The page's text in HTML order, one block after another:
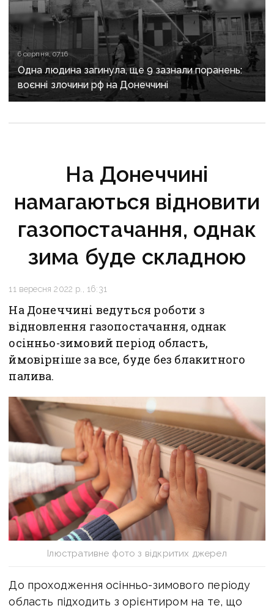
6 серпня, 07:16
Одна людина загинула, ще 9 зазнали поранень:
воєнні злочини рф на Донеччині
На Донеччині
намагаються відновити
газопостачання, однак
зима буде складною
11 вересня 2022 р., 16:31
На Донеччині ведуться роботи з
відновлення газопостачання, однак
осінньо-зимовий період область,
ймовірніше за все, буде без блакитного
палива.
Ілюстративне фото з відкритих джерел
До проходження осінньо-зимового періоду
область підходить з орієнтиром на те, що